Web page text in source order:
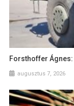
Forsthoffer
augusztus 7, 2026